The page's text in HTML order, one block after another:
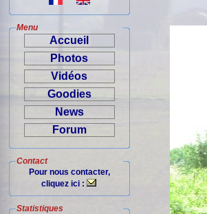
Menu
Accueil
Photos
Vidéos
Goodies
News
Forum
Contact
Pour nous contacter,
cliquez ici :
Statistiques